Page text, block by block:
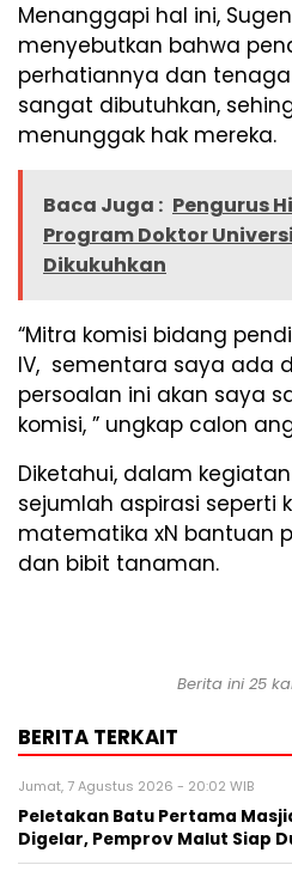
Menanggapi hal ini,
menyebutkan bahwa
perhatiannya dan
sangat dibutuhkan,
menunggak hak mereka.
Baca Juga : Pengurus
Program Doktor
Dikukuhkan
“Mitra komisi bidang
IV, sementara saya ada
persoalan ini akan saya
komisi, ” ungkap calon
Diketahui, dalam
sejumlah aspirasi seperti
matematika xN bantuan
dan bibit tanaman.
Berita ini 25
BERITA TERKAIT
Jumat, 7 Agustus 2026 - 20:02 WIB
Peletakan Batu Pertama
Digelar, Pemprov Malut Siap